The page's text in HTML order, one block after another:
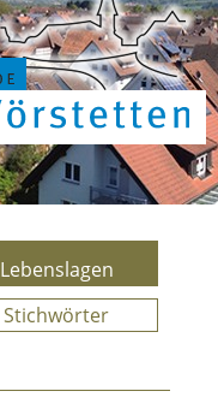
Lebenslagen
Stichwörter